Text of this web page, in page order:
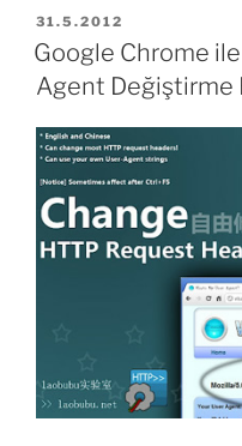
YAYIM
TARIHI
31.5.2012
Google Chrome
Agent Değiştirme